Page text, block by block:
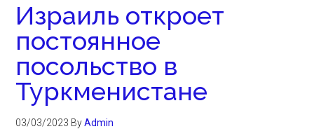
Израиль откроет
постоянное
посольство в
Туркменистане
03/03/2023 ByAdmin